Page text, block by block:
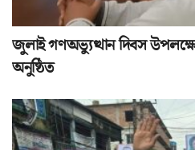
জুলাই গণঅভ্যুত্থান দিবস
অনুষ্ঠিত